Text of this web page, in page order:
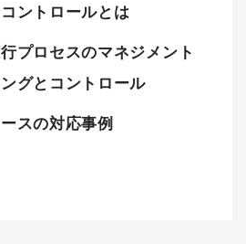
ントロールとは
プロセスのマネジメント
グとコントロール
スの対応事例